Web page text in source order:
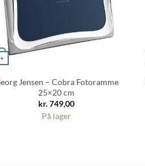
+
Jensen – Cobra Fotoramme
25×20 cm
kr.749,00
På lager